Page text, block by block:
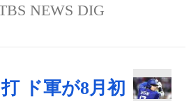
NEWS DIG
ド軍が8月初